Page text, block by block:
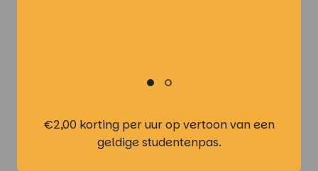
€2,00 korting per uur op vertoon van een
geldige studentenpas.